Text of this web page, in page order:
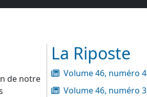
de notre
La Riposte
Volume 46, numéro 4
Volume 46, numéro 3